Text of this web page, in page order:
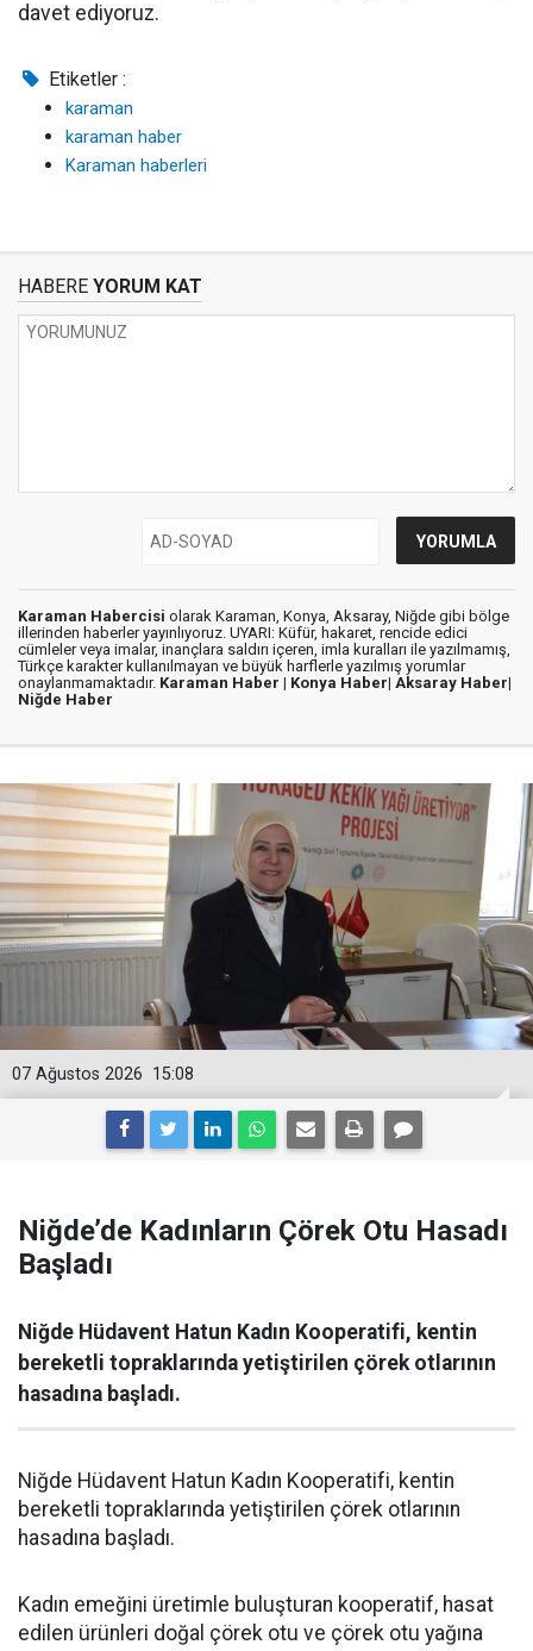
davet ediyoruz.
Etiketler :
karaman
karaman haber
Karaman haberleri
HABERE YORUM KAT
Karaman Habercisi olarak Karaman, Konya, Aksaray, Niğde gibi bölge
illerinden haberler yayınlıyoruz. UYARI: Küfür, hakaret, rencide edici
cümleler veya imalar, inançlara saldırı içeren, imla kuralları ile yazılmamış,
Türkçe karakter kullanılmayan ve büyük harflerle yazılmış yorumlar
onaylanmamaktadır. Karaman Haber | Konya Haber| Aksaray Haber|
Niğde Haber
15:08
07 Ağustos 2026
Niğde’de Kadınların Çörek Otu Hasadı
Başladı
Niğde Hüdavent Hatun Kadın Kooperatifi, kentin
bereketli topraklarında yetiştirilen çörek otlarının
hasadına başladı.
Niğde Hüdavent Hatun Kadın Kooperatifi, kentin
bereketli topraklarında yetiştirilen çörek otlarının
hasadına başladı.
Kadın emeğini üretimle buluşturan kooperatif, hasat
edilen ürünleri doğal çörek otu ve çörek otu yağına